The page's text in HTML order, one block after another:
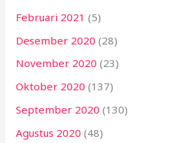
Februari 2021 (5)
Desember 2020 (28)
November 2020 (23)
Oktober 2020 (137)
September 2020 (130)
Agustus 2020 (48)